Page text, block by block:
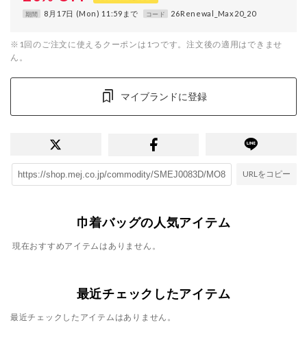
期間 8月17日 (Mon) 11:59まで コード 26Renewal_Max20_20
※1回のご注文に使えるクーポンは1つです。注文後の適用はできませ
ん。
マイブランドに登録
URLをコピー
巾着バッグの人気アイテム
現在おすすめアイテムはありません。
最近チェックしたアイテム
最近チェックしたアイテムはありません。